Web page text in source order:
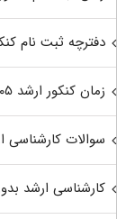
دفترچه ثبت نام کنکور
زمان کنکور ارشد ۱۴۰۵
سوالات کارشناسی
کارشناسی ارشد